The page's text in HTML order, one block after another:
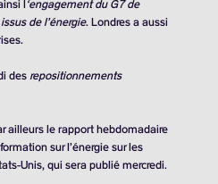
l ‘engagement du G7 de
de l’énergie. Londres a aussi
des repositionnements
ailleurs le rapport hebdomadaire
sur l’énergie sur les
Unis, qui sera publié mercredi.